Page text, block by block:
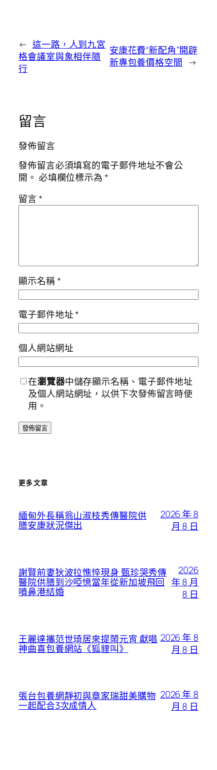
← 這一路，人到九宮
格會議室與象相伴隨
行
安康花費“新配角”開辟
新專包養價格空間 →
留言
發佈留言
發佈留言必須填寫的電子郵件地址不會公
開。 必填欄位標示為*
留言*
顯示名稱*
電子郵件地址*
個人網站網址
在瀏覽器中儲存顯示名稱、電子郵件地址
及個人網站網址，以供下次發佈留言時使
用。
更多文章
緬甸外長稱翁山淑枝秀傳醫院供
膳安康狀況傑出
2026 年 8
月 8 日
謝賢前妻狄波拉憔悴現身 甄珍哭秀傳
醫院供膳到沙啞憶當年從新加坡飛回
噴鼻港結婚
2026
年 8 月
8 日
王麗達攜范世琦居來提鬧元宵 獻唱
神曲喜包養網站《狐貍叫》
2026 年 8
月 8 日
張台包養網靜初與章家瑞甜美購物
一起配合3次成情人
2026 年 8
月 8 日